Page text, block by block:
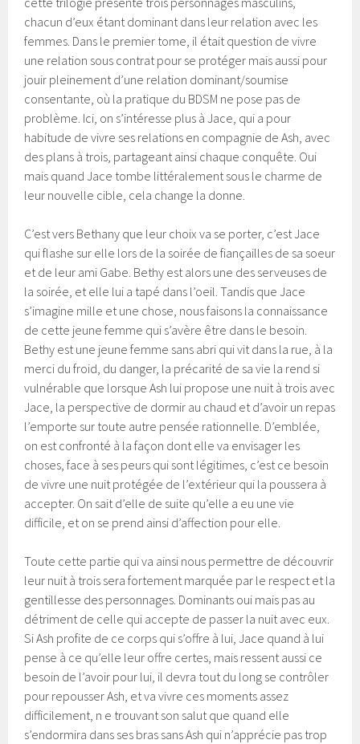
chacun d’eux étant dominant dans leur relation avec les
femmes. Dans le premier tome, il était question de vivre
une relation sous contrat pour se protéger mais aussi pour
jouir pleinement d’une relation dominant/soumise
consentante, où la pratique du BDSM ne pose pas de
problème. Ici, on s’intéresse plus à Jace, qui a pour
habitude de vivre ses relations en compagnie de Ash, avec
des plans à trois, partageant ainsi chaque conquête. Oui
mais quand Jace tombe littéralement sous le charme de
leur nouvelle cible, cela change la donne.
C’est vers Bethany que leur choix va se porter, c’est Jace
qui flashe sur elle lors de la soirée de fiançailles de sa soeur
et de leur ami Gabe. Bethy est alors une des serveuses de
la soirée, et elle lui a tapé dans l’oeil. Tandis que Jace
s’imagine mille et une chose, nous faisons la connaissance
de cette jeune femme qui s’avère être dans le besoin.
Bethy est une jeune femme sans abri qui vit dans la rue, à la
merci du froid, du danger, la précarité de sa vie la rend si
vulnérable que lorsque Ash lui propose une nuit à trois avec
Jace, la perspective de dormir au chaud et d’avoir un repas
l’emporte sur toute autre pensée rationnelle. D’emblée,
on est confronté à la façon dont elle va envisager les
choses, face à ses peurs qui sont légitimes, c’est ce besoin
de vivre une nuit protégée de l’extérieur qui la poussera à
accepter. On sait d’elle de suite qu’elle a eu une vie
difficile, et on se prend ainsi d’affection pour elle.
Toute cette partie qui va ainsi nous permettre de découvrir
leur nuit à trois sera fortement marquée par le respect et la
gentillesse des personnages. Dominants oui mais pas au
détriment de celle qui accepte de passer la nuit avec eux.
Si Ash profite de ce corps qui s’offre à lui, Jace quand à lui
pense à ce qu’elle leur offre certes, mais ressent aussi ce
besoin de l’avoir pour lui, il devra tout du long se contrôler
pour repousser Ash, et va vivre ces moments assez
difficilement, n e trouvant son salut que quand elle
s’endormira dans ses bras sans Ash qui n’apprécie pas trop